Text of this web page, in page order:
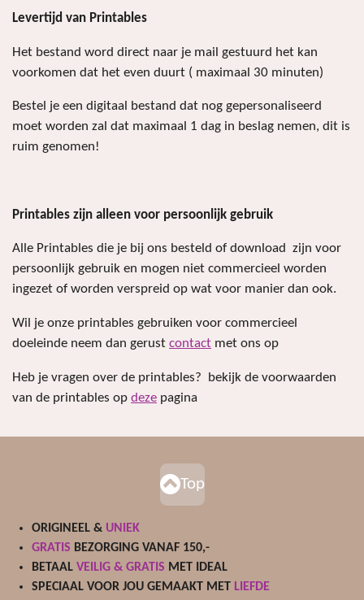
Levertijd van Printables
Het bestand word direct naar je mail gestuurd het kan
voorkomen dat het even duurt ( maximaal 30 minuten)
Bestel je een digitaal bestand dat nog gepersonaliseerd
moet worden zal dat maximaal 1 dag in beslag nemen, dit is
ruim genomen!
Printables zijn alleen voor persoonlijk gebruik
Alle Printables die je bij ons besteld of download zijn voor
persoonlijk gebruik en mogen niet commercieel worden
ingezet of worden verspreid op wat voor manier dan ook.
Wil je onze printables gebruiken voor commercieel
doeleinde neem dan gerust contact met ons op
Heb je vragen over de printables? bekijk de voorwaarden
van de printables op deze pagina
Top
ORIGINEEL & UNIEK
GRATIS BEZORGING VANAF 150,-
BETAAL VEILIG & GRATIS MET IDEAL
SPECIAAL VOOR JOU GEMAAKT MET LIEFDE